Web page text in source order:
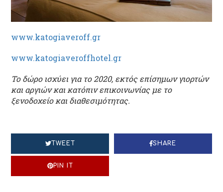
www.katogiaveroff.gr
www.katogiaveroffhotel.gr
Το δώρο ισχύει για το 2020, εκτός επίσημων γιορτών
και αργιών και κατόπιν επικοινωνίας με το
ξενοδοχείο και διαθεσιμότητας.
TWEET SHARE
PIN IT